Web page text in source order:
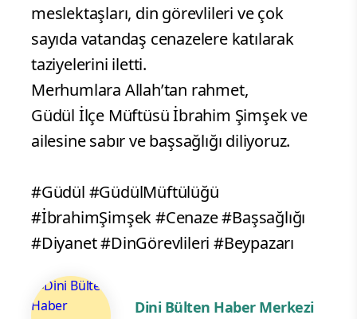
meslektaşları, din görevlileri ve çok
sayıda vatandaş cenazelere katılarak
taziyelerini iletti.
Merhumlara Allah’tan rahmet,
Güdül İlçe Müftüsü İbrahim Şimşek ve
ailesine sabır ve başsağlığı diliyoruz.
#Güdül #GüdülMüftülüğü
#İbrahimŞimşek #Cenaze #Başsağlığı
#Diyanet #DinGörevlileri #Beypazarı
Dini Bülten Haber Merkezi